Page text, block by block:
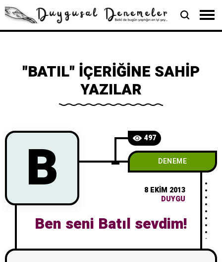
"BATIL" İÇERIĞINE SAHIP
YAZILAR
B 497
DENEME
8 EKIM 2013
DUYGU
Ben seni Batıl sevdim!